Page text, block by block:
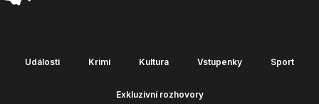
Události Krimi Kultura Vstupenky Sport
Exkluzivní rozhovory